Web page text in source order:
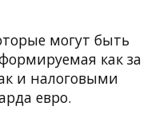
могут быть
как за
и налоговыми
евро.